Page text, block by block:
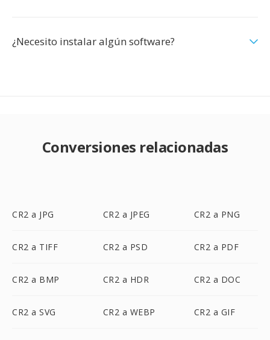
¿Necesito instalar algún software?
Conversiones relacionadas
CR2 a JPG CR2 a JPEG CR2 a PNG
CR2 a TIFF CR2 a PSD CR2 a PDF
CR2 a BMP CR2 a HDR CR2 a DOC
CR2 a SVG CR2 a WEBP CR2 a GIF